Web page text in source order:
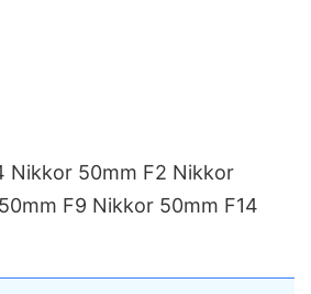
Nikkor 50mm F2 Nikkor
F9 Nikkor 50mm F14